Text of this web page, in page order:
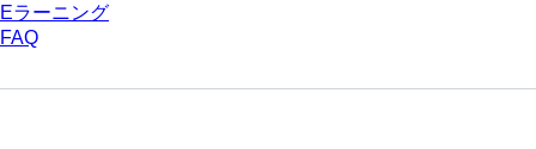
Eラーニング
FAQ